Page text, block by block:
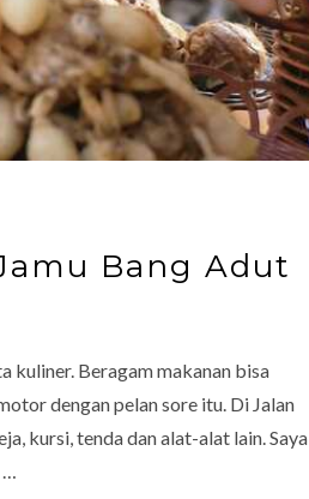
Bang Adut
kuliner. Beragam makanan bisa
dengan pelan sore itu. Di Jalan
kursi, tenda dan alat-alat lain. Saya
…